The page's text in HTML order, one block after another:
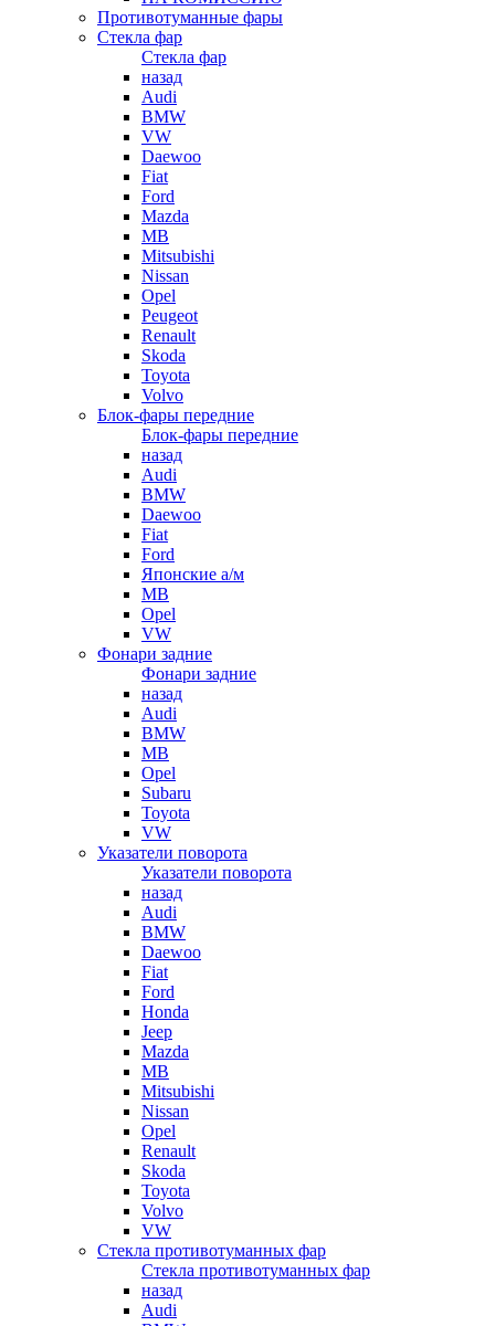
Противотуманные фары
Стекла фар
Стекла фар
назад
Audi
BMW
VW
Daewoo
Fiat
Ford
Mazda
MB
Mitsubishi
Nissan
Opel
Peugeot
Renault
Skoda
Toyota
Volvo
Блок-фары передние
Блок-фары передние
назад
Audi
BMW
Daewoo
Fiat
Ford
Японские а/м
MB
Opel
VW
Фонари задние
Фонари задние
назад
Audi
BMW
MB
Opel
Subaru
Toyota
VW
Указатели поворота
Указатели поворота
назад
Audi
BMW
Daewoo
Fiat
Ford
Honda
Jeep
Mazda
MB
Mitsubishi
Nissan
Opel
Renault
Skoda
Toyota
Volvo
VW
Стекла противотуманных фар
Стекла противотуманных фар
назад
Audi